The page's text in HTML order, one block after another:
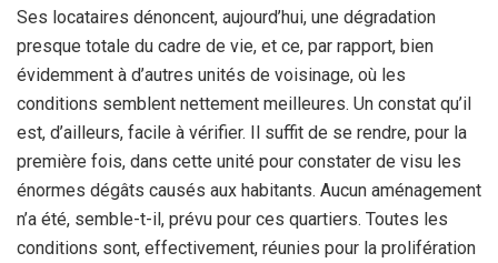
Ses locataires dénoncent, aujourd’hui, une dégradation
presque totale du cadre de vie, et ce, par rapport, bien
évidemment à d’autres unités de voisinage, où les
conditions semblent nettement meilleures. Un constat qu’il
est, d’ailleurs, facile à vérifier. Il suffit de se rendre, pour la
première fois, dans cette unité pour constater de visu les
énormes dégâts causés aux habitants. Aucun aménagement
n’a été, semble-t-il, prévu pour ces quartiers. Toutes les
conditions sont, effectivement, réunies pour la prolifération